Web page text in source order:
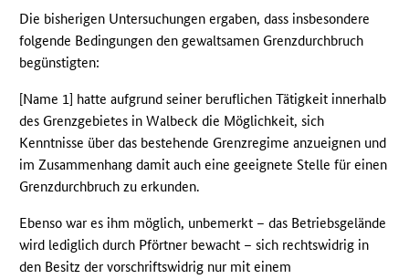
Die bisherigen Untersuchungen ergaben, dass insbesondere
folgende Bedingungen den gewaltsamen Grenzdurchbruch
begünstigten:
[Name 1] hatte aufgrund seiner beruflichen Tätigkeit innerhalb
des Grenzgebietes in Walbeck die Möglichkeit, sich
Kenntnisse über das bestehende Grenzregime anzueignen und
im Zusammenhang damit auch eine geeignete Stelle für einen
Grenzdurchbruch zu erkunden.
Ebenso war es ihm möglich, unbemerkt – das Betriebsgelände
wird lediglich durch Pförtner bewacht – sich rechtswidrig in
den Besitz der vorschriftswidrig nur mit einem